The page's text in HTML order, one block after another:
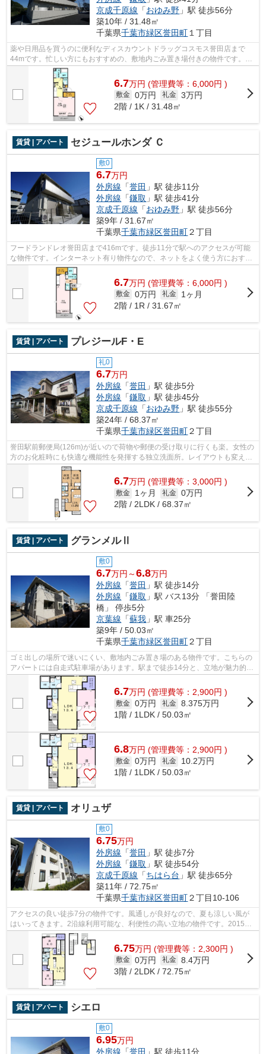
京成千原線 「おゆみ野 」駅 徒歩56分
築10年 / 31.48㎡
千葉県千葉市緑区誉田町１丁目
薬や日用品を買うのに便利なディスカウントドラッグコスモス誉田店まで
44mです。忙しい方にもおすすめの、敷地内ごみ置き場付きの物件です。駅
近くに立地する物件で、徒歩11分程でアク...
6.7万円 (管理費等：6,000円 )
敷金 0万円 礼金 3万円
2階 / 1K / 31.48㎡
賃貸 | アパート セジュールホンダ Ｃ
敷0
6.7万円
外房線 「誉田 」駅 徒歩11分
外房線 「鎌取 」駅 徒歩41分
京成千原線 「おゆみ野 」駅 徒歩56分
築9年 / 31.67㎡
千葉県千葉市緑区誉田町２丁目
フードランドレオ誉田店まで416mです。徒歩11分で駅へのアクセスが可能
な物件です。インターネット有り物件なので、ネットをよく使う方におすす
めです。株式会社ネイティブ・トラスト...
6.7万円 (管理費等：6,000円 )
敷金 0万円 礼金
1ヶ月
2階 / 1R / 31.67㎡
賃貸 | アパート プレジールF・E
礼0
6.7万円
外房線 「誉田 」駅 徒歩5分
外房線 「鎌取 」駅 徒歩45分
京成千原線 「おゆみ野 」駅 徒歩55分
築24年 / 68.37㎡
千葉県千葉市緑区誉田町２丁目
誉田駅前郵便局(126m)が近いので荷物や郵便の受け取りに行くも楽。女性の
方のお化粧時にも快適な機能性を発揮する独立洗面所。レイアウトも変えや
すいコンパクトな間取りのアパートで...
6.7万円 (管理費等：3,000円 )
敷金 1ヶ月 礼金 0万円
2階 / 2LDK / 68.37㎡
賃貸 | アパート グランメルⅡ
敷0
6.7万円～6.8万円
外房線 「誉田 」駅 徒歩14分
外房線 「鎌取 」駅 バス13分 「誉田陸
橋」 停歩5分
京葉線 「蘇我 」駅 車25分
築9年 / 50.03㎡
千葉県千葉市緑区誉田町２丁目
ゴミ出しの場所で迷いにくい、敷地内ごみ置き場のある物件です。こちらの
アパートには自走式駐車場があります。駅まで徒歩14分と、立地が魅力的な
物件です。通信速度が速く時間も節約...
6.7万円 (管理費等：2,900円 )
敷金 0万円 礼金 8.375万円
1階 / 1LDK / 50.03㎡
6.8万円 (管理費等：2,900円 )
敷金 0万円 礼金
10.2万円
1階 / 1LDK / 50.03㎡
賃貸 | アパート オリュザ
敷0
6.75万円
外房線 「誉田 」駅 徒歩7分
外房線 「鎌取 」駅 徒歩54分
京成千原線 「ちはら台 」駅 徒歩65分
築11年 / 72.75㎡
千葉県千葉市緑区誉田町２丁目10-106
アクセスの良い徒歩7分の物件です。風通しが良好なので、夏も涼しい風が
はいってきます。2沿線利用可能な、利便性の高い立地の物件です。2015年
築で多くの方からご好評頂いている物件...
6.75万円 (管理費等：2,300円 )
敷金 0万円 礼金 8.4万円
3階 / 2LDK / 72.75㎡
賃貸 | アパート シエロ
敷0
6.95万円
外房線 「誉田 」駅 徒歩11分